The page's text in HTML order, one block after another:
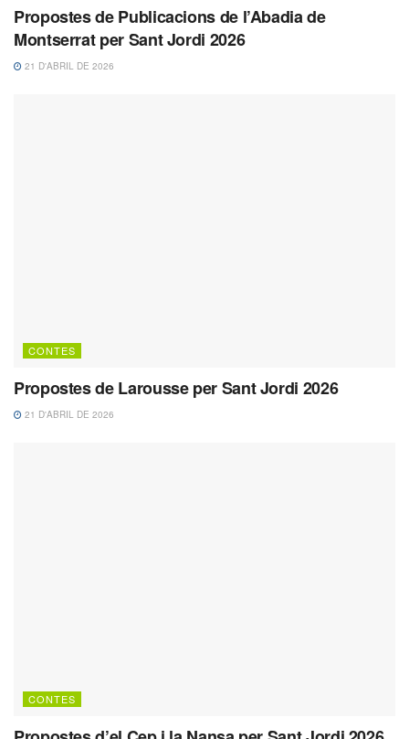
Propostes de Publicacions de l’Abadia de
Montserrat per Sant Jordi 2026
21 D'ABRIL DE 2026
CONTES
Propostes de Larousse per Sant Jordi 2026
21 D'ABRIL DE 2026
CONTES